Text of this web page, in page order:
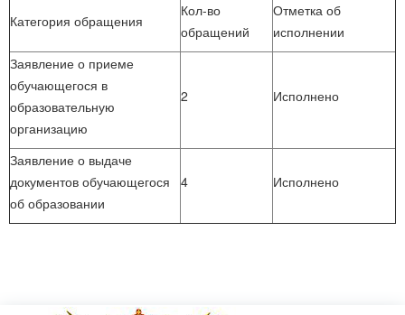
Категория обращения
Кол-во
обращений
Отметка об
исполнении
Заявление о приеме
обучающегося в
образовательную
организацию
2 Исполнено
Заявление о выдаче
документов обучающегося
об образовании
4 Исполнено